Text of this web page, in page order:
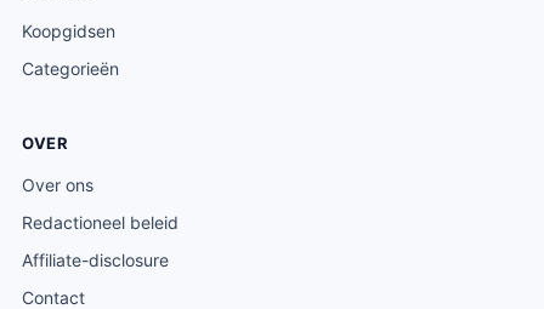
Koopgidsen
Categorieën
OVER
Over ons
Redactioneel beleid
Affiliate-disclosure
Contact